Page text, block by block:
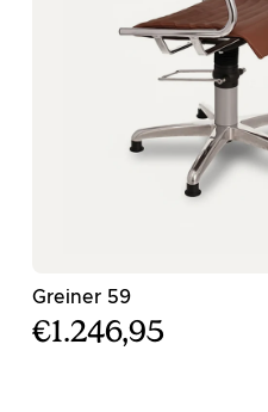
Greiner 59- Καφέ καρέκλα
€1.246,95